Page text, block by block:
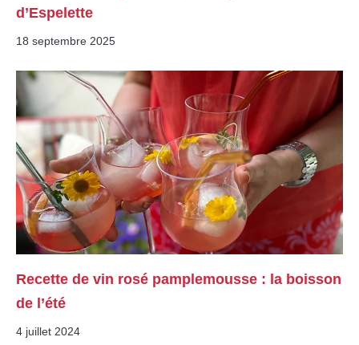
d’Espelette
18 septembre 2025
Recette de vin rosé pamplemousse : la boisson
de l’été
4 juillet 2024